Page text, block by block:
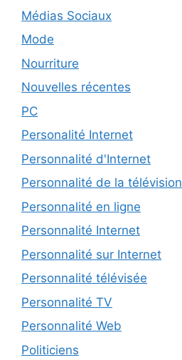
Médias Sociaux
Mode
Nourriture
Nouvelles récentes
PC
Personalité Internet
Personnalité d'Internet
Personnalité de la télévision
Personnalité en ligne
Personnalité Internet
Personnalité sur Internet
Personnalité télévisée
Personnalité TV
Personnalité Web
Politiciens